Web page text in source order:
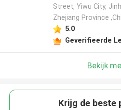
Street, Yiwu City,
Zhejiang Province
5.0
Geverifieerde
Bekijk
Krijg de beste